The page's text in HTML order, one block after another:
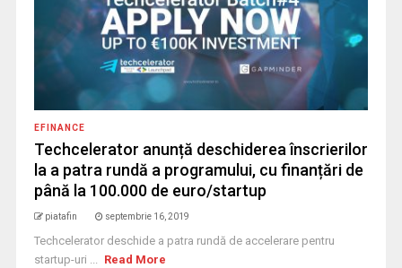
EFINANCE
Techcelerator anunță deschiderea înscrierilor
la a patra rundă a programului, cu finanțări de
până la 100.000 de euro/startup
piatafin septembrie 16, 2019
Techcelerator deschide a patra rundă de accelerare pentru
startup-uri ... Read More